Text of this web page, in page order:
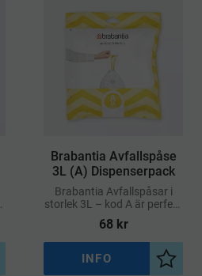
till i önskelista
​Brabantia Avfallspåse
3L (A) Dispenserpack
Brabantia Avfallspåsar i
storlek 3L – kod A är perfekt
anpassade för Brabantia-
hinkar med motsvarande
volym
68kr
Lägg
INFO